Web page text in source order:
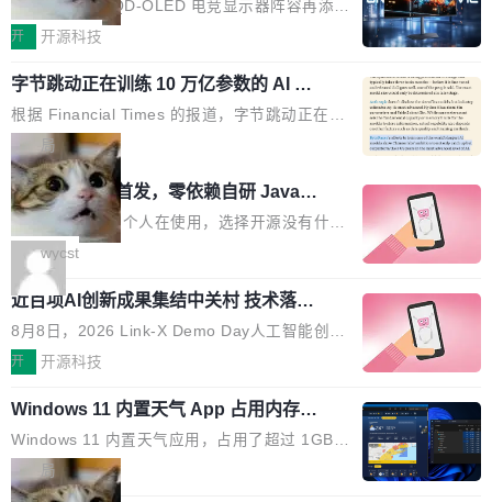
今仍处于漏洞未修复状态。 攻击链路 攻击链并
不复杂。 受害者给 Rovo 提了一个正...
的多轮搜索请求需要超过 10 秒，端到端成本约
来说，这个速度和成本都"高得让人没法用"。而
4B 开源模型在推理速度上快了几个数量级，成
本低了两三个数量级。 问题在于，小模型开箱即
用时的检索能力确实远不如闭源前沿模型。差距
在哪？就在 RL 后训练。 从 RAG 到 agentic...
面兼得
技嘉科技旗下 QD-OLED 电竞显示器阵容再添旗
舰新作。GO27Q32 将于 2026 年 9 月 15 日正
nta Tandem 五重发光架构为核心，为高端玩家
打造速度与画质不妥协的沉浸体验。 GO27Q32
搭载三星最新 QD-OLED 面板，采用 5 层串联
式发光结构，并装配全新 ObsidianShield 抗反
射镀膜，黑阶表现提升可达40%，并将表面硬度
由2H升級至3H，画面对比度与强度都提升的同
时还具有 320Hz 刷新率与 0.03ms GTG 灰阶响
应时间，从源头消除拖影与动态模糊。 1.突破 O
LED 画质局限，暗部细节...
开 开源科技
字节跳动正在训练 10 万亿参数的 AI 模
型
根据 Financial Times 的报道，字节跳动正在训
练一个 10 万亿参数的 AI 模型，目前处于预训练
阶段。 10 万亿是什么概念？Anthropic 目前最
大的模型 Mythos 5 约 8 万亿参数。DeepSeek
V4-Pro 是 1.6 万亿。月之暗面的 Kimi K3 是 2.
8 万亿。美团 LongCat-2.0 是 1.6 万亿。字节
跳动的这个未命名模型，直接跳到了 10 万亿。
预训练通常需要 3 到 6 个月，之后还有微调阶
段。按这个时间线，最早可能在 2026 年底或 2
027 年初发布。 这个节点很微妙。Anthropic 刚
在 5 月发布了 Mythos 5...
局
wastnet 开源首发，零依赖自研 Java H
TTP/2 框架，性能对标 Undertow !
这个项目一直是个人在使用，选择开源没有什么
动机理由，就是想开源了，如果非要说一个，那
就是它多少弥补了国产 Java 自研 HTTP/2 框架
这块空白——放眼国产 Java 生态，能拿出手的
HTTP/2 网络框架，要么闭源，要么底层建立在
Netty 之上，真正自研的 Java 实现几乎没有。
级 Java 网络应用框架，核心基于 JDK 原生 NI
O 构建 Reactor 多路复用模型，不依赖 Netty、
Tomcat 等任何第三方网络库。其 HTTP/2 协议
栈从 HPACK、Huffman 到 ALPN 均为自主实
wycst
近百项AI创新成果集结中关村 技术落地
与产业迭代提速
8月8日，2026 Link-X Demo Day人工智能创新
项目展在北京中关村举办。本次活动由星连资
业、学术、投资人士，集中展出近百项覆盖AI芯
片、算力、模型、应用全链条创新项目，聚焦AI
技术产业化落地与资本对接，呈现当前国内AI前
沿技术突破与商业化最新进展。 活动围绕AI学术
开 开源科技
Windows 11 内置天气 App 占用内存超
过 1GB
Windows 11 内置天气应用，占用了超过 1GB
内存。 Notebookcheck 的测试发现这个数字
时，反复确认了多次。不是 100MB，不是 500
局